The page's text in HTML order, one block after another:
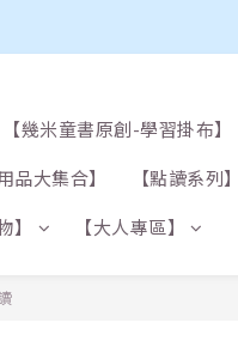
【幾米童書原創-學習掛布】
品大集合】 【點讀系列】
】 【大人專區】